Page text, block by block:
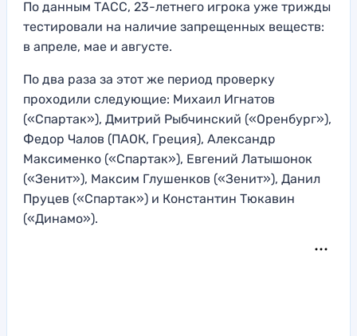
По данным ТАСС, 23-летнего игрока уже трижды
тестировали на наличие запрещенных веществ:
в апреле, мае и августе.
По два раза за этот же период проверку
проходили следующие: Михаил Игнатов
(«Спартак»), Дмитрий Рыбчинский («Оренбург»),
Федор Чалов (ПАОК, Греция), Александр
Максименко («Спартак»), Евгений Латышонок
(«Зенит»), Максим Глушенков («Зенит»), Данил
Пруцев («Спартак») и Константин Тюкавин
(«Динамо»).